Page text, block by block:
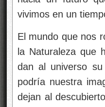
vivimos en un
El mundo que nos
la Naturaleza que
dan al universo
podría nuestra
dejan al